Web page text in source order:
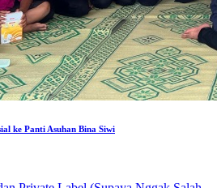
ke Panti Asuhan Bina Siwi